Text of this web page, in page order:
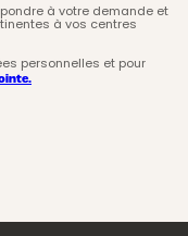
à votre demande et
à vos centres
personnelles et pour